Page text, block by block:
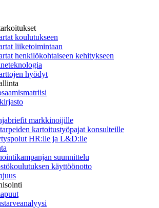
koulutukseen
liiketoimintaan
henkilökohtaiseen kehitykseen
hyödyt
markkinoijille
kartoitustyöpajat konsulteille
HR:lle ja L&D:lle
suunnittelu
käyttöönotto